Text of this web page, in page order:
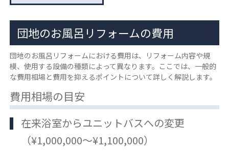
団地のお風呂リフォームの費用
団地のお風呂リフォームにおける費用は、リフォーム内容や規
模、使用する設備の種類によって異なります。ここでは、一般的
な費用相場と費用を抑えるポイントについて詳しく解説します。
費用相場の目安
在来浴室からユニットバスへの変更
（¥1,000,000～¥1,100,000）